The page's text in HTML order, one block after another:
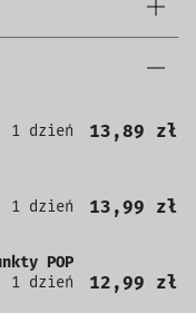
1 dzień
13,89 zł
1 dzień
13,99 zł
POP
1 dzień
12,99 zł